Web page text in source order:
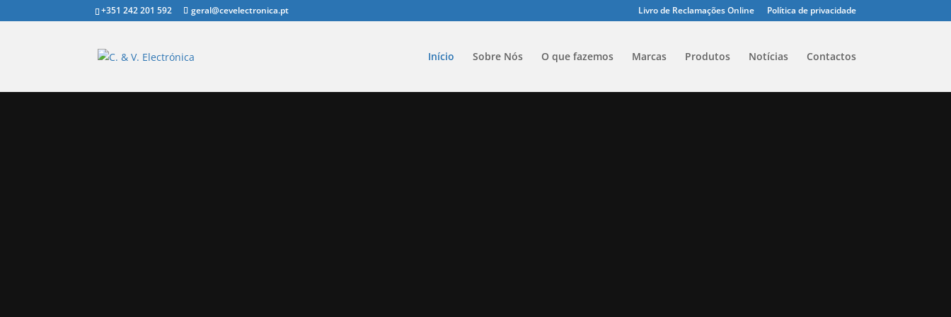
+351 242 201 592 geral@cevelectronica.pt Livro de Reclamações Online Política de privacidade
Início Sobre Nós O que fazemos Marcas Produtos Notícias Contactos